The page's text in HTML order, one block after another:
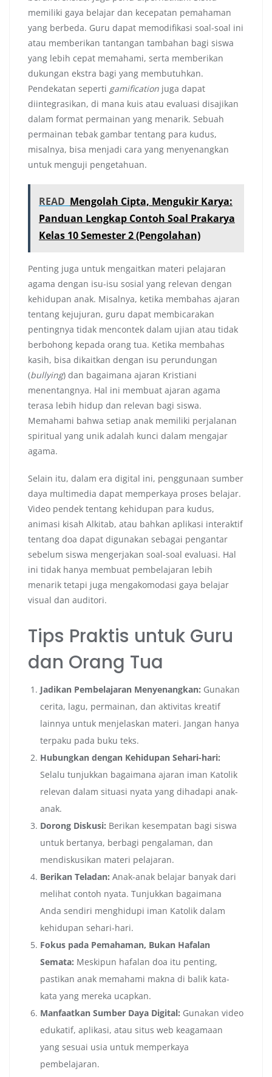
memiliki gaya belajar dan kecepatan pemahaman
yang berbeda. Guru dapat memodifikasi soal-soal ini
atau memberikan tantangan tambahan bagi siswa
yang lebih cepat memahami, serta memberikan
dukungan ekstra bagi yang membutuhkan.
Pendekatan seperti gamification juga dapat
diintegrasikan, di mana kuis atau evaluasi disajikan
dalam format permainan yang menarik. Sebuah
permainan tebak gambar tentang para kudus,
misalnya, bisa menjadi cara yang menyenangkan
untuk menguji pengetahuan.
READ Mengolah Cipta, Mengukir Karya:
Panduan Lengkap Contoh Soal Prakarya
Kelas 10 Semester 2 (Pengolahan)
Penting juga untuk mengaitkan materi pelajaran
agama dengan isu-isu sosial yang relevan dengan
kehidupan anak. Misalnya, ketika membahas ajaran
tentang kejujuran, guru dapat membicarakan
pentingnya tidak mencontek dalam ujian atau tidak
berbohong kepada orang tua. Ketika membahas
kasih, bisa dikaitkan dengan isu perundungan
(bullying) dan bagaimana ajaran Kristiani
menentangnya. Hal ini membuat ajaran agama
terasa lebih hidup dan relevan bagi siswa.
Memahami bahwa setiap anak memiliki perjalanan
spiritual yang unik adalah kunci dalam mengajar
agama.
Selain itu, dalam era digital ini, penggunaan sumber
daya multimedia dapat memperkaya proses belajar.
Video pendek tentang kehidupan para kudus,
animasi kisah Alkitab, atau bahkan aplikasi interaktif
tentang doa dapat digunakan sebagai pengantar
sebelum siswa mengerjakan soal-soal evaluasi. Hal
ini tidak hanya membuat pembelajaran lebih
menarik tetapi juga mengakomodasi gaya belajar
visual dan auditori.
Tips Praktis untuk Guru
dan Orang Tua
Jadikan Pembelajaran Menyenangkan: Gunakan
cerita, lagu, permainan, dan aktivitas kreatif
lainnya untuk menjelaskan materi. Jangan hanya
terpaku pada buku teks.
Hubungkan dengan Kehidupan Sehari-hari:
Selalu tunjukkan bagaimana ajaran iman Katolik
relevan dalam situasi nyata yang dihadapi anak-
anak.
Dorong Diskusi: Berikan kesempatan bagi siswa
untuk bertanya, berbagi pengalaman, dan
mendiskusikan materi pelajaran.
Berikan Teladan: Anak-anak belajar banyak dari
melihat contoh nyata. Tunjukkan bagaimana
Anda sendiri menghidupi iman Katolik dalam
kehidupan sehari-hari.
Fokus pada Pemahaman, Bukan Hafalan
Semata: Meskipun hafalan doa itu penting,
pastikan anak memahami makna di balik kata-
kata yang mereka ucapkan.
Manfaatkan Sumber Daya Digital: Gunakan video
edukatif, aplikasi, atau situs web keagamaan
yang sesuai usia untuk memperkaya
pembelajaran.